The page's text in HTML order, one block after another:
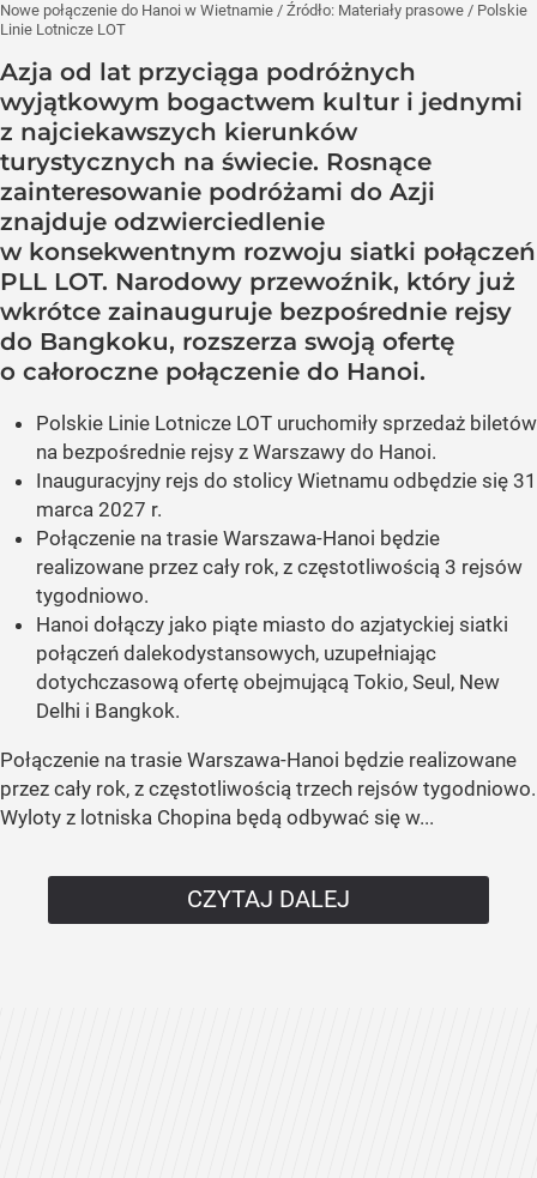
Nowe połączenie do Hanoi w Wietnamie / Źródło: Materiały prasowe / Polskie
Linie Lotnicze LOT
Azja od lat przyciąga podróżnych
wyjątkowym bogactwem kultur i jednymi
z najciekawszych kierunków
turystycznych na świecie. Rosnące
zainteresowanie podróżami do Azji
znajduje odzwierciedlenie
w konsekwentnym rozwoju siatki połączeń
PLL LOT. Narodowy przewoźnik, który już
wkrótce zainauguruje bezpośrednie rejsy
do Bangkoku, rozszerza swoją ofertę
o całoroczne połączenie do Hanoi.
Polskie Linie Lotnicze LOT uruchomiły sprzedaż biletów
na bezpośrednie rejsy z Warszawy do Hanoi.
Inauguracyjny rejs do stolicy Wietnamu odbędzie się 31
marca 2027 r.
Połączenie na trasie Warszawa-Hanoi będzie
realizowane przez cały rok, z częstotliwością 3 rejsów
tygodniowo.
Hanoi dołączy jako piąte miasto do azjatyckiej siatki
połączeń dalekodystansowych, uzupełniając
dotychczasową ofertę obejmującą Tokio, Seul, New
Delhi i Bangkok.
Połączenie na trasie Warszawa-Hanoi będzie realizowane
przez cały rok, z częstotliwością trzech rejsów tygodniowo.
Wyloty z lotniska Chopina będą odbywać się w...
CZYTAJ DALEJ